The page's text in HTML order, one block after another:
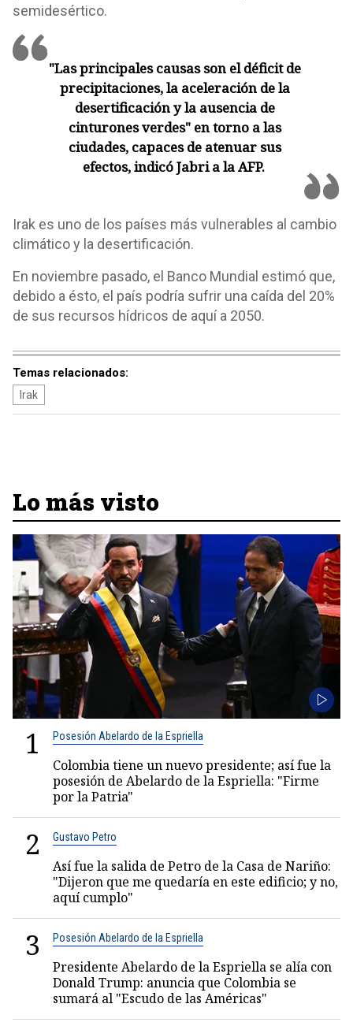
semidesértico.
"Las principales causas son el déficit de
precipitaciones, la aceleración de la
desertificación y la ausencia de
cinturones verdes" en torno a las
ciudades, capaces de atenuar sus
efectos, indicó Jabri a la AFP.
Irak es uno de los países más vulnerables al cambio
climático y la desertificación.
En noviembre pasado, el Banco Mundial estimó que,
debido a ésto, el país podría sufrir una caída del 20%
de sus recursos hídricos de aquí a 2050.
Temas relacionados:
Irak
Lo más visto
1 Posesión Abelardo de la Espriella
Colombia tiene un nuevo presidente; así fue la
posesión de Abelardo de la Espriella: "Firme
por la Patria"
2 Gustavo Petro
Así fue la salida de Petro de la Casa de Nariño:
"Dijeron que me quedaría en este edificio; y no,
aquí cumplo"
3 Posesión Abelardo de la Espriella
Presidente Abelardo de la Espriella se alía con
Donald Trump: anuncia que Colombia se
sumará al "Escudo de las Américas"